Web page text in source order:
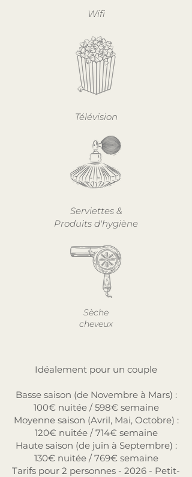
Wifi
Télévision
Serviettes &
Produits d'hygiène
Sèche
cheveux
Idéalement pour un couple
Basse saison (de Novembre à Mars) :
100€ nuitée / 598€ semaine
Moyenne saison (Avril, Mai, Octobre) :
120€ nuitée / 714€ semaine
Haute saison (de juin à Septembre) :
130€ nuitée / 769€ semaine
Tarifs pour 2 personnes - 2026 - Petit-